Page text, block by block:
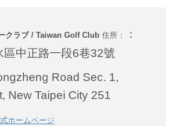
クラブ / Taiwan Golf Club 住所：
：
區中正路一段6巷32號
Road Sec. 1,
New Taipei City 251
ホームページ